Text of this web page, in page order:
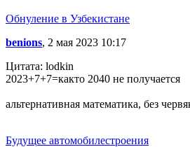
Обнуление в Узбекистане
benions, 2 мая 2023 10:17
Цитата: lodkin
2023+7+7=както 2040 не получается
альтернативная математика, без
Будущее автомобилестроения